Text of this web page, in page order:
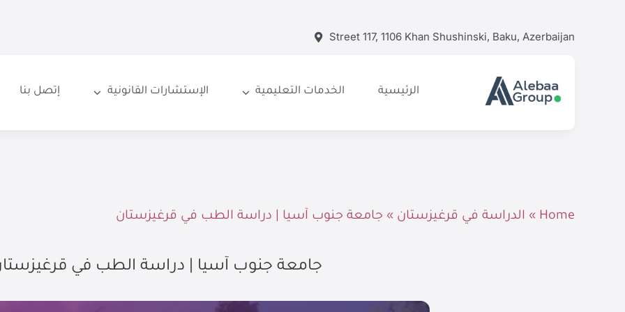
Street 117, 1106 Khan Shushinski, Baku, Azerbaijan
الرئيسية الخدمات التعليمية الإستشارات القانونية إتصل بنا
Home
» الدراسة في قرغيزستان » جامعة جنوب آسيا | دراسة الطب في قرغيزستان
جامعة جنوب آسيا | دراسة الطب في